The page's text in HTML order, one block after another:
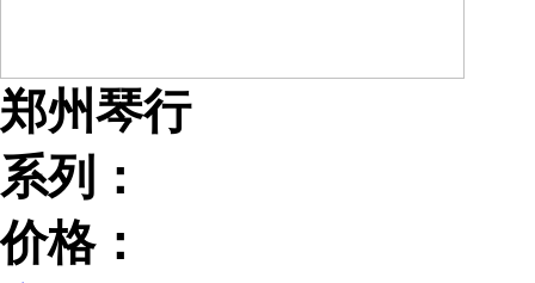
郑州琴行
系列：
价格：